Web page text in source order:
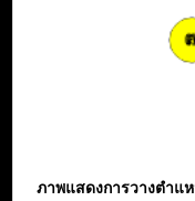
ภาพแสดงการวางตำแ